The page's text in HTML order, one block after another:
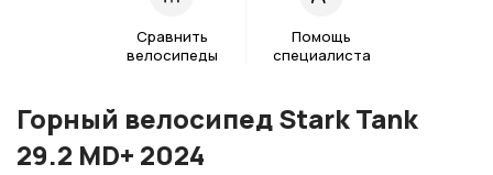
Сравнить
велосипеды
Помощь
специалиста
Горный велосипед Stark Tank
29.2 MD+ 2024